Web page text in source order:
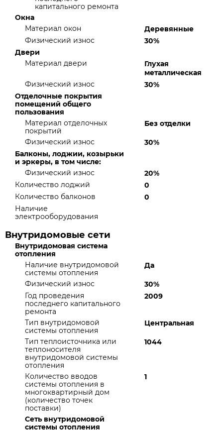
капитального ремонта
Окна
Материал окон
Деревянные
Физический износ
30%
Двери
Материал двери
Глухая
металлическая
Физический износ
30%
Отделочные покрытия
помещений общего
пользования
Материал отделочных
покрытий
Без отделки
Физический износ
30%
Балконы, лоджии, козырьки
и эркеры, в том числе:
Физический износ
20%
Количество лоджий
0
Количество балконов
0
Наличие
электрооборудования
Внутридомовые сети
Внутридомовая система
отопления
Наличие внутридомовой
системы отопления
Да
Физический износ
30%
Год проведения
последнего капитального
ремонта
2009
Тип внутридомовой
системы отопления
Центральная
Тип теплоисточника или
теплоносителя
внутридомовой системы
отопления
1044
Количество вводов
системы отопления в
многоквартирный дом
(количество точек
поставки)
1
Сеть внутридомовой
системы отопления